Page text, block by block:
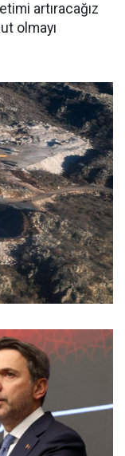
artıracağız
olmayı